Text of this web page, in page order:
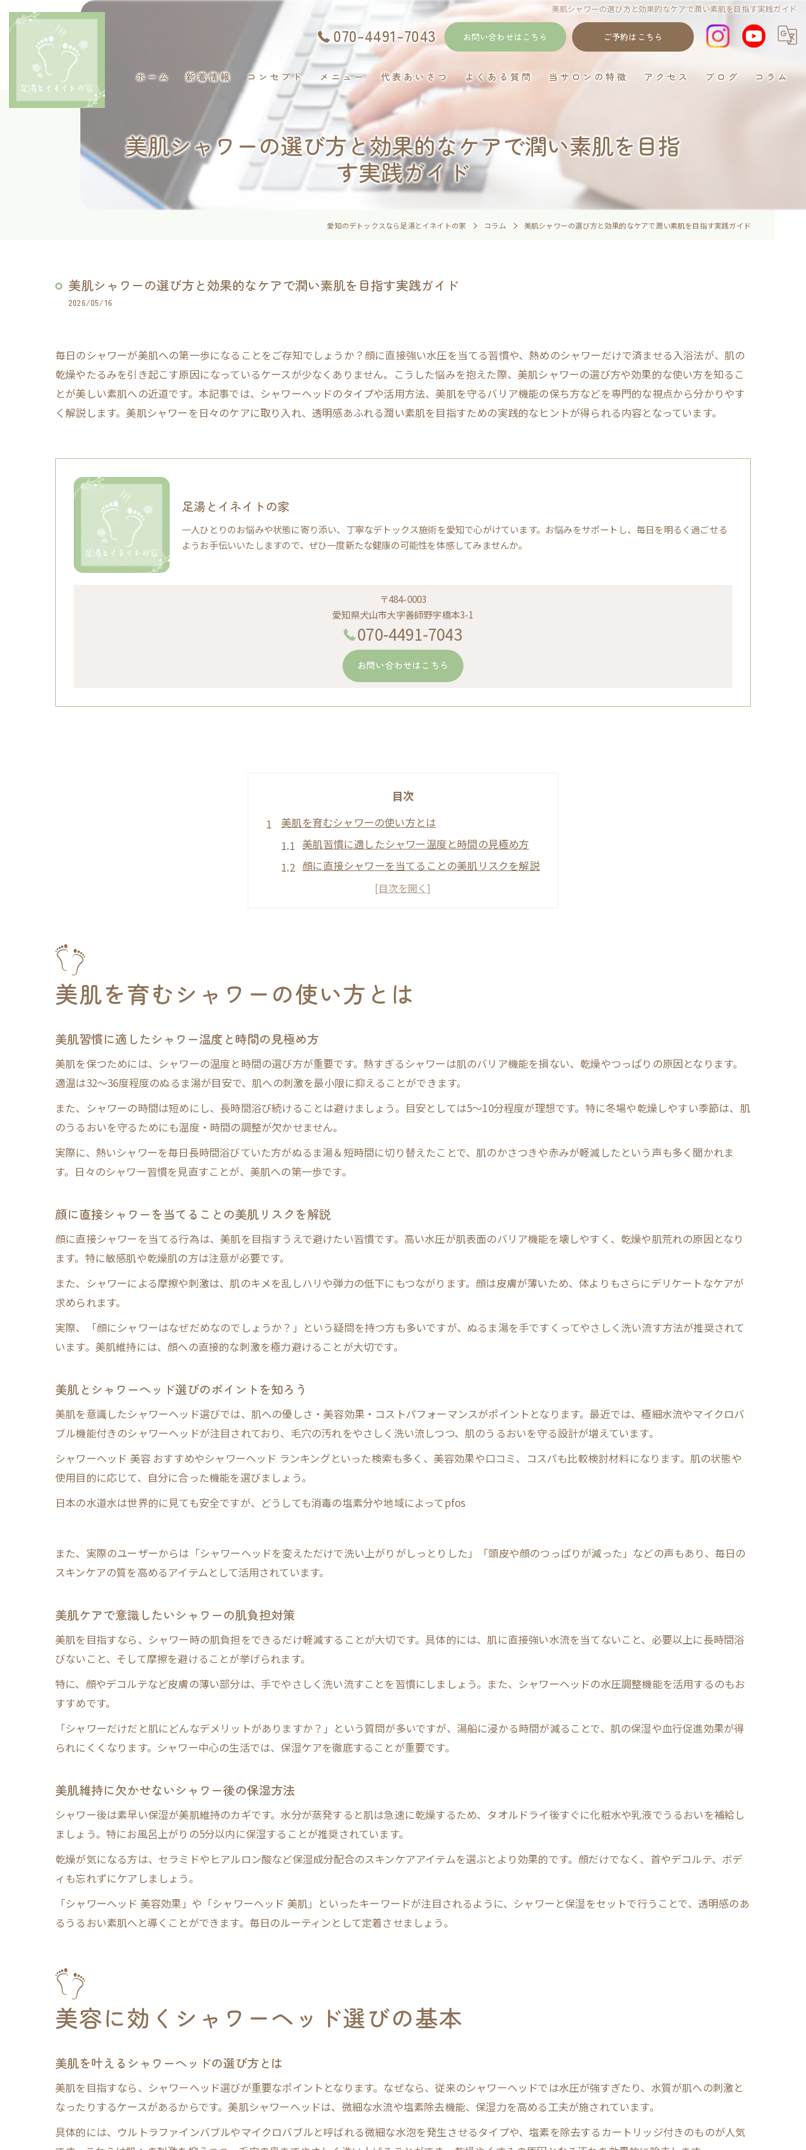
美肌シャワーの選び方と効果的なケアで潤い素肌を目指す実践ガイド
070-4491-7043 お問い合わせはこちら ご予約はこちら
ホーム 新着情報 コンセプト メニュー 代表あいさつ よくある質問 当サロンの特徴
ゴットクリーナー
イネイト活性
アクセス ブログ コラム
美肌シャワーの選び方と効果的なケアで潤い素肌を目指
す実践ガイド
愛知のデトックスなら足湯とイネイトの家 コラム 美肌シャワーの選び方と効果的なケアで潤い素肌を目指す実践ガイド
美肌シャワーの選び方と効果的なケアで潤い素肌を目指す実践ガイド
2026/05/16
毎日のシャワーが美肌への第一歩になることをご存知でしょうか？顔に直接強い水圧を当てる習慣や、熱めのシャワーだけで済ませる入浴法が、肌の
乾燥やたるみを引き起こす原因になっているケースが少なくありません。こうした悩みを抱えた際、美肌シャワーの選び方や効果的な使い方を知るこ
とが美しい素肌への近道です。本記事では、シャワーヘッドのタイプや活用方法、美肌を守るバリア機能の保ち方などを専門的な視点から分かりやす
く解説します。美肌シャワーを日々のケアに取り入れ、透明感あふれる潤い素肌を目指すための実践的なヒントが得られる内容となっています。
足湯とイネイトの家
一人ひとりのお悩みや状態に寄り添い、丁寧なデトックス施術を愛知で心がけています。お悩みをサポートし、毎日を明るく過ごせる
ようお手伝いいたしますので、ぜひ一度新たな健康の可能性を体感してみませんか。
〒484-0003
愛知県犬山市大字善師野字橋本3-1
070-4491-7043
お問い合わせはこちら
目次
美肌を育むシャワーの使い方とは
美肌習慣に適したシャワー温度と時間の見極め方
顔に直接シャワーを当てることの美肌リスクを解説
美肌とシャワーヘッド選びのポイントを知ろう
口コミで話題の美肌シャワーヘッド徹底比較
頭皮洗浄も叶える美肌シャワーヘッドの特徴
コスパ最強の美肌シャワーヘッド選定ポイント
シャワーだけ生活が肌に与える影響
シャワーだけ生活が美肌に及ぼすデメリット
美肌のために知っておきたい乾燥肌リスク
肌バリア機能低下に繋がる入浴法の注意点
美肌維持に欠かせないシャワー習慣の見直し
美肌に導く正しい洗顔とシャワー術
美肌のための優しい洗顔とシャワー使い方
美肌習慣に役立つぬるま湯洗顔の実践方法
美肌とシンプル洗顔法の実践ポイント
潤い守る美肌シャワーの秘訣を公開
美肌シャワーで潤いをキープする方法
口コミ人気の美肌シャワー利用法まとめ
美肌効果を高めるシャワーヘッド活用術
今注目の美容シャワーの美肌実感法
口コミで評判の美肌シャワーの使用感を紹介
最新美肌シャワーの実践的な使い方ガイド
美肌とシャワーヘッドランキングの注目点
美肌を育むシャワーの使い方とは
美肌習慣に適したシャワー温度と時間の見極め方
美肌を保つためには、シャワーの温度と時間の選び方が重要です。熱すぎるシャワーは肌のバリア機能を損ない、乾燥やつっぱりの原因となります。
適温は32〜36度程度のぬるま湯が目安で、肌への刺激を最小限に抑えることができます。
また、シャワーの時間は短めにし、長時間浴び続けることは避けましょう。目安としては5〜10分程度が理想です。特に冬場や乾燥しやすい季節は、肌
のうるおいを守るためにも温度・時間の調整が欠かせません。
実際に、熱いシャワーを毎日長時間浴びていた方がぬるま湯＆短時間に切り替えたことで、肌のかさつきや赤みが軽減したという声も多く聞かれま
す。日々のシャワー習慣を見直すことが、美肌への第一歩です。
顔に直接シャワーを当てることの美肌リスクを解説
顔に直接シャワーを当てる行為は、美肌を目指すうえで避けたい習慣です。高い水圧が肌表面のバリア機能を壊しやすく、乾燥や肌荒れの原因となり
ます。特に敏感肌や乾燥肌の方は注意が必要です。
また、シャワーによる摩擦や刺激は、肌のキメを乱しハリや弾力の低下にもつながります。顔は皮膚が薄いため、体よりもさらにデリケートなケアが
求められます。
実際、「顔にシャワーはなぜだめなのでしょうか？」という疑問を持つ方も多いですが、ぬるま湯を手ですくってやさしく洗い流す方法が推奨されて
います。美肌維持には、顔への直接的な刺激を極力避けることが大切です。
美肌とシャワーヘッド選びのポイントを知ろう
美肌を意識したシャワーヘッド選びでは、肌への優しさ・美容効果・コストパフォーマンスがポイントとなります。最近では、極細水流やマイクロバ
ブル機能付きのシャワーヘッドが注目されており、毛穴の汚れをやさしく洗い流しつつ、肌のうるおいを守る設計が増えています。
シャワーヘッド 美容 おすすめやシャワーヘッド ランキングといった検索も多く、美容効果や口コミ、コスパも比較検討材料になります。肌の状態や
使用目的に応じて、自分に合った機能を選びましょう。
日本の水道水は世界的に見ても安全ですが、どうしても消毒の塩素分や地域によってpfos
また、実際のユーザーからは「シャワーヘッドを変えただけで洗い上がりがしっとりした」「頭皮や顔のつっぱりが減った」などの声もあり、毎日の
スキンケアの質を高めるアイテムとして活用されています。
美肌ケアで意識したいシャワーの肌負担対策
美肌を目指すなら、シャワー時の肌負担をできるだけ軽減することが大切です。具体的には、肌に直接強い水流を当てないこと、必要以上に長時間浴
びないこと、そして摩擦を避けることが挙げられます。
特に、顔やデコルテなど皮膚の薄い部分は、手でやさしく洗い流すことを習慣にしましょう。また、シャワーヘッドの水圧調整機能を活用するのもお
すすめです。
「シャワーだけだと肌にどんなデメリットがありますか？」という質問が多いですが、湯船に浸かる時間が減ることで、肌の保湿や血行促進効果が得
られにくくなります。シャワー中心の生活では、保湿ケアを徹底することが重要です。
美肌維持に欠かせないシャワー後の保湿方法
シャワー後は素早い保湿が美肌維持のカギです。水分が蒸発すると肌は急速に乾燥するため、タオルドライ後すぐに化粧水や乳液でうるおいを補給し
ましょう。特にお風呂上がりの5分以内に保湿することが推奨されています。
乾燥が気になる方は、セラミドやヒアルロン酸など保湿成分配合のスキンケアアイテムを選ぶとより効果的です。顔だけでなく、首やデコルテ、ボデ
ィも忘れずにケアしましょう。
「シャワーヘッド 美容効果」や「シャワーヘッド 美肌」といったキーワードが注目されるように、シャワーと保湿をセットで行うことで、透明感のあ
るうるおい素肌へと導くことができます。毎日のルーティンとして定着させましょう。
美容に効くシャワーヘッド選びの基本
美肌を叶えるシャワーヘッドの選び方とは
美肌を目指すなら、シャワーヘッド選びが重要なポイントとなります。なぜなら、従来のシャワーヘッドでは水圧が強すぎたり、水質が肌への刺激と
なったりするケースがあるからです。美肌シャワーヘッドは、微細な水流や塩素除去機能、保湿力を高める工夫が施されています。
具体的には、ウルトラファインバブルやマイクロバブルと呼ばれる微細な水泡を発生させるタイプや、塩素を除去するカートリッジ付きのものが人気